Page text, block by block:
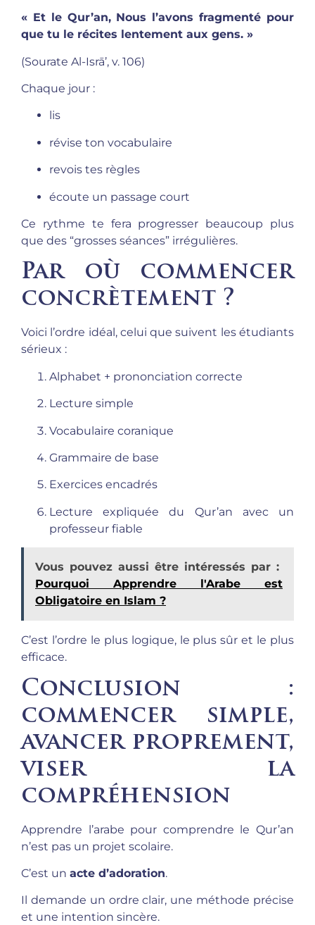
« Et le Qur’an, Nous l’avons fragmenté pour
que tu le récites lentement aux gens. »
(Sourate Al-Isrā’, v. 106)
Chaque jour :
lis
révise ton vocabulaire
revois tes règles
écoute un passage court
Ce rythme te fera progresser beaucoup plus
que des “grosses séances” irrégulières.
Par où commencer
concrètement ?
Voici l’ordre idéal, celui que suivent les étudiants
sérieux :
Alphabet + prononciation correcte
Lecture simple
Vocabulaire coranique
Grammaire de base
Exercices encadrés
Lecture expliquée du Qur’an avec un
professeur fiable
Vous pouvez aussi être intéressés par :
Pourquoi Apprendre l'Arabe est
Obligatoire en Islam ?
C’est l’ordre le plus logique, le plus sûr et le plus
efficace.
Conclusion :
commencer simple,
avancer proprement,
viser la
compréhension
Apprendre l’arabe pour comprendre le Qur’an
n’est pas un projet scolaire.
C’est un acte d’adoration.
Il demande un ordre clair, une méthode précise
et une intention sincère.